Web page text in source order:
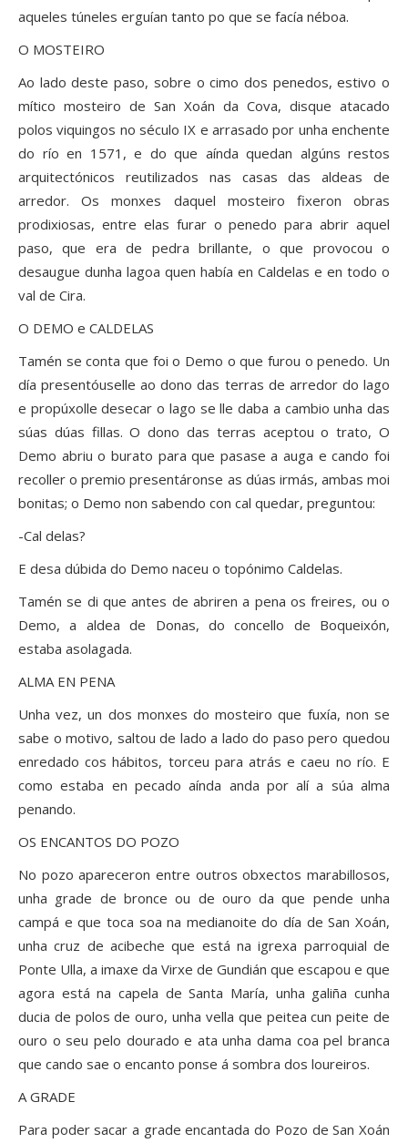
aqueles túneles erguían tanto po que se facía néboa.
O MOSTEIRO
Ao lado deste paso, sobre o cimo dos penedos, estivo o
mítico mosteiro de San Xoán da Cova, disque atacado
polos viquingos no século IX e arrasado por unha enchente
do río en 1571, e do que aínda quedan algúns restos
arquitectónicos reutilizados nas casas das aldeas de
arredor. Os monxes daquel mosteiro fixeron obras
prodixiosas, entre elas furar o penedo para abrir aquel
paso, que era de pedra brillante, o que provocou o
desaugue dunha lagoa quen había en Caldelas e en todo o
val de Cira.
O DEMO e CALDELAS
Tamén se conta que foi o Demo o que furou o penedo. Un
día presentóuselle ao dono das terras de arredor do lago
e propúxolle desecar o lago se lle daba a cambio unha das
súas dúas fillas. O dono das terras aceptou o trato, O
Demo abriu o burato para que pasase a auga e cando foi
recoller o premio presentáronse as dúas irmás, ambas moi
bonitas; o Demo non sabendo con cal quedar, preguntou:
-Cal delas?
E desa dúbida do Demo naceu o topónimo Caldelas.
Tamén se di que antes de abriren a pena os freires, ou o
Demo, a aldea de Donas, do concello de Boqueixón,
estaba asolagada.
ALMA EN PENA
Unha vez, un dos monxes do mosteiro que fuxía, non se
sabe o motivo, saltou de lado a lado do paso pero quedou
enredado cos hábitos, torceu para atrás e caeu no río. E
como estaba en pecado aínda anda por alí a súa alma
penando.
OS ENCANTOS DO POZO
No pozo apareceron entre outros obxectos marabillosos,
unha grade de bronce ou de ouro da que pende unha
campá e que toca soa na medianoite do día de San Xoán,
unha cruz de acibeche que está na igrexa parroquial de
Ponte Ulla, a imaxe da Virxe de Gundián que escapou e que
agora está na capela de Santa María, unha galiña cunha
ducia de polos de ouro, unha vella que peitea cun peite de
ouro o seu pelo dourado e ata unha dama coa pel branca
que cando sae o encanto ponse á sombra dos loureiros.
A GRADE
Para poder sacar a grade encantada do Pozo de San Xoán